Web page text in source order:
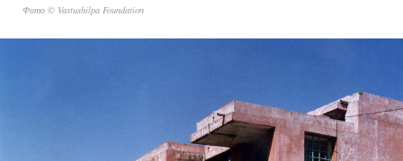
Фото © Vastushilpa Foundation